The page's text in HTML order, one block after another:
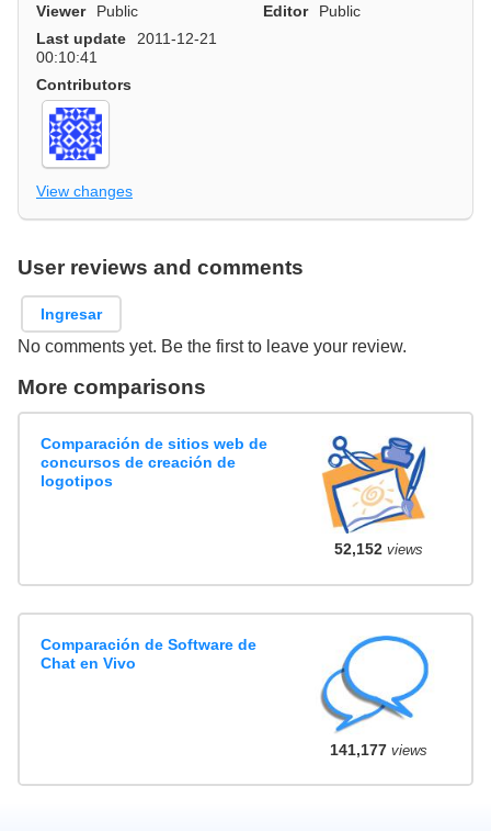
Viewer
Public Editor
Public
Last update
2011-12-21
00:10:41
Contributors
View changes
User reviews and comments
Ingresar
No comments yet. Be the first to leave your review.
More comparisons
Comparación de sitios web de
concursos de creación de
logotipos
52,152views
Comparación de Software de
Chat en Vivo
141,177views